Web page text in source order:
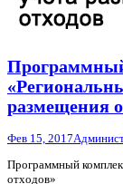
размещения
Фев 15, 2017
Программный
отходов»